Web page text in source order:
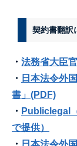
契約書翻訳
・ 法務省大臣
・ 日本法令外
書」(PDF)
・ Publiclegal
で提供）